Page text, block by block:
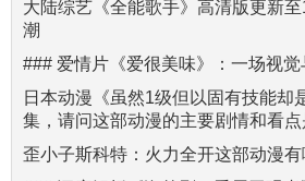
大陆综艺《全能歌手》高清版更新
潮
### 爱情片《爱很美味》：一场视
日本动漫《虽然1级但以固有技能却
集，请问这部动漫的主要剧情和看
歪小子斯科特：火力全开这部动漫